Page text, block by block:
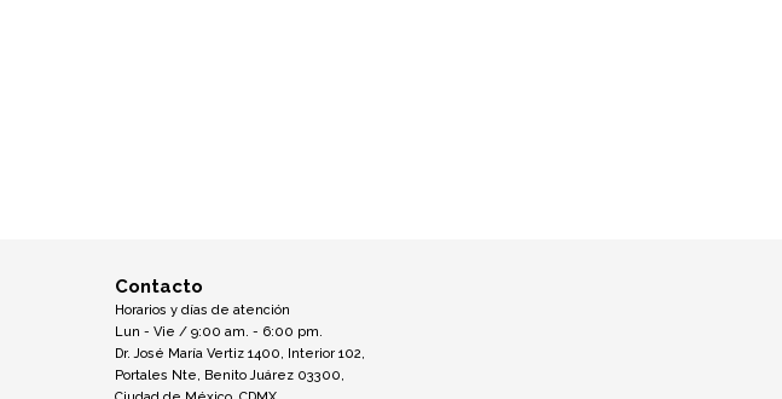
Contacto
Horarios y días de atención
Lun - Vie / 9:00 am. - 6:00 pm.
Dr. José María Vertiz 1400, Interior 102,
Portales Nte, Benito Juárez 03300,